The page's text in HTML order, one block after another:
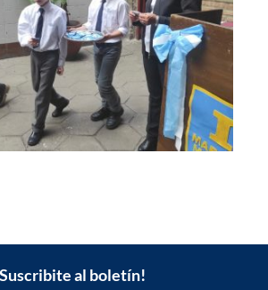
Suscribite al boletín!